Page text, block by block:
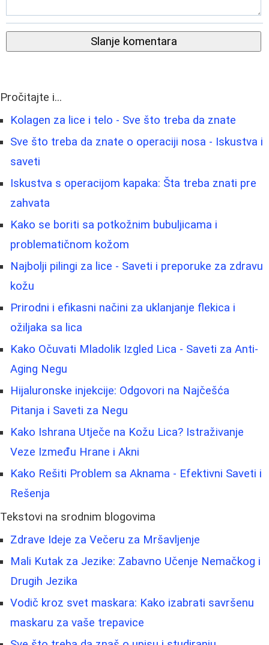
Slanje komentara
Pročitajte i...
Kolagen za lice i telo - Sve što treba da znate
Sve što treba da znate o operaciji nosa - Iskustva i
saveti
Iskustva s operacijom kapaka: Šta treba znati pre
zahvata
Kako se boriti sa potkožnim bubuljicama i
problematičnom kožom
Najbolji pilingi za lice - Saveti i preporuke za zdravu
kožu
Prirodni i efikasni načini za uklanjanje flekica i
ožiljaka sa lica
Kako Očuvati Mladolik Izgled Lica - Saveti za Anti-
Aging Negu
Hijaluronske injekcije: Odgovori na Najčešća
Pitanja i Saveti za Negu
Kako Ishrana Utječe na Kožu Lica? Istraživanje
Veze Između Hrane i Akni
Kako Rešiti Problem sa Aknama - Efektivni Saveti i
Rešenja
Tekstovi na srodnim blogovima
Zdrave Ideje za Večeru za Mršavljenje
Mali Kutak za Jezike: Zabavno Učenje Nemačkog i
Drugih Jezika
Vodič kroz svet maskara: Kako izabrati savršenu
maskaru za vaše trepavice